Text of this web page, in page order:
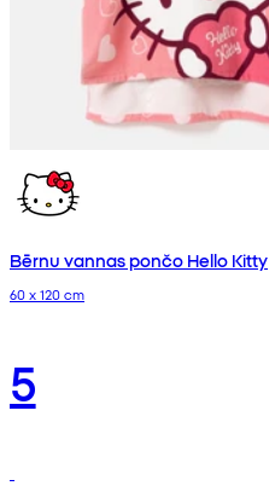
Bērnu vannas pončo Hello Kitty
60 x 120 cm
5